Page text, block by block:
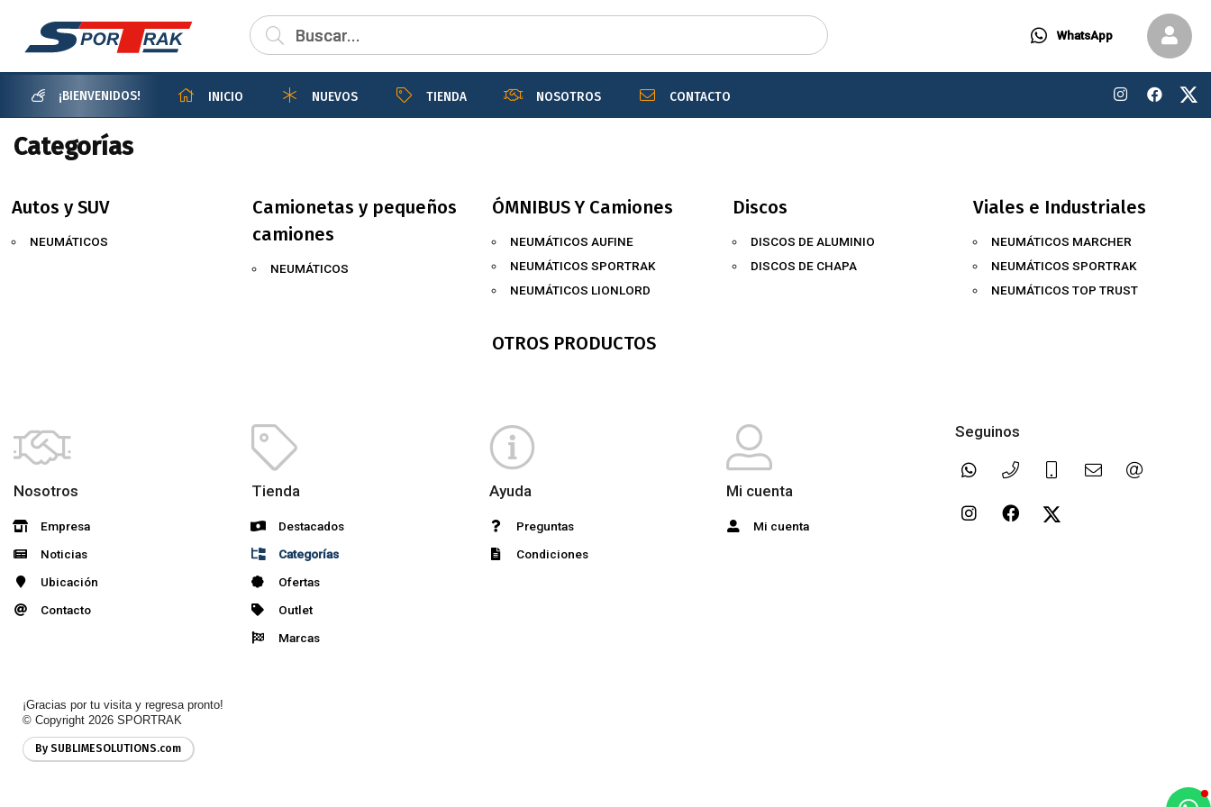
WhatsApp
¡BIENVENIDOS! INICIO NUEVOS TIENDA NOSOTROS CONTACTO
Categorías
Autos y SUV
NEUMÁTICOS
Camionetas y pequeños
camiones
NEUMÁTICOS
ÓMNIBUS Y Camiones
NEUMÁTICOS AUFINE
NEUMÁTICOS SPORTRAK
NEUMÁTICOS LIONLORD
Discos
DISCOS DE ALUMINIO
DISCOS DE CHAPA
Viales e Industriales
NEUMÁTICOS MARCHER
NEUMÁTICOS SPORTRAK
NEUMÁTICOS TOP TRUST
OTROS PRODUCTOS
Nosotros
Empresa
Noticias
Ubicación
Contacto
Tienda
Destacados
Categorías
Ofertas
Outlet
Marcas
Ayuda
Preguntas
Condiciones
Mi cuenta
Mi cuenta
Seguinos
¡Gracias por tu visita y regresa pronto!
© Copyright 2026 SPORTRAK
By SUBLIMESOLUTIONS.com